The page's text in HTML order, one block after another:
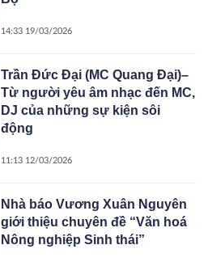
14:33 19/03/2026
Trần Đức Đại (MC Quang Đại)–
Từ người yêu âm nhạc đến MC,
DJ của những sự kiện sôi
động
11:13 12/03/2026
Nhà báo Vương Xuân Nguyên
giới thiệu chuyên đề “Văn hoá
Nông nghiệp Sinh thái”